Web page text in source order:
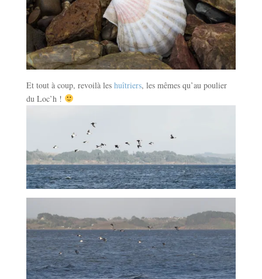
Et tout à coup, revoilà les huîtriers, les mêmes qu’au poulier
du Loc’h !